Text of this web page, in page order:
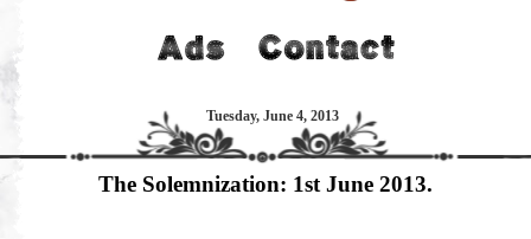
Tuesday, June 4, 2013
The Solemnization: 1st June 2013.